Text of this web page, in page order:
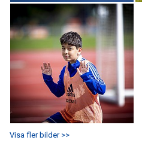
Visa fler bilder >>